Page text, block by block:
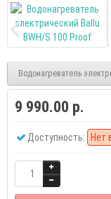
Водонагреватель
9 990.00 р.
Доступность: Нет